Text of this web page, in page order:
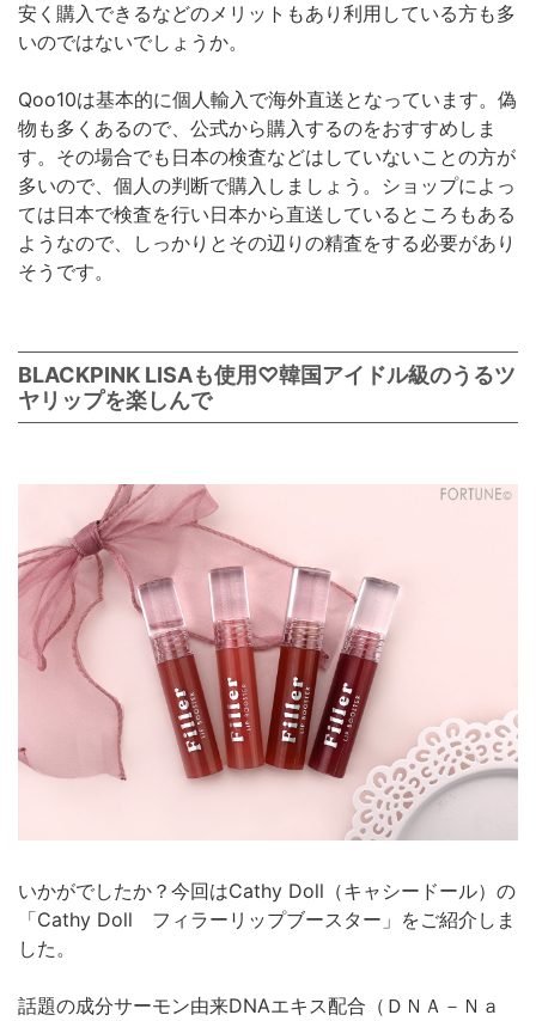
安く購入できるなどのメリットもあり利用している方も多
いのではないでしょうか。
Qoo10は基本的に個人輸入で海外直送となっています。偽
物も多くあるので、公式から購入するのをおすすめしま
す。その場合でも日本の検査などはしていないことの方が
多いので、個人の判断で購入しましょう。ショップによっ
ては日本で検査を行い日本から直送しているところもある
ようなので、しっかりとその辺りの精査をする必要があり
そうです。
BLACKPINK LISAも使用♡韓国アイドル級のうるツ
ヤリップを楽しんで
いかがでしたか？今回はCathy Doll（キャシードール）の
「Cathy Doll フィラーリップブースター」をご紹介しま
した。
話題の成分サーモン由来DNAエキス配合（ＤＮＡ－Ｎａ